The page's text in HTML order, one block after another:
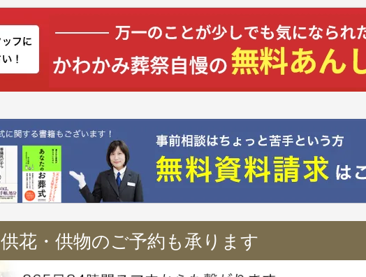
供花・供物のご予約も承ります